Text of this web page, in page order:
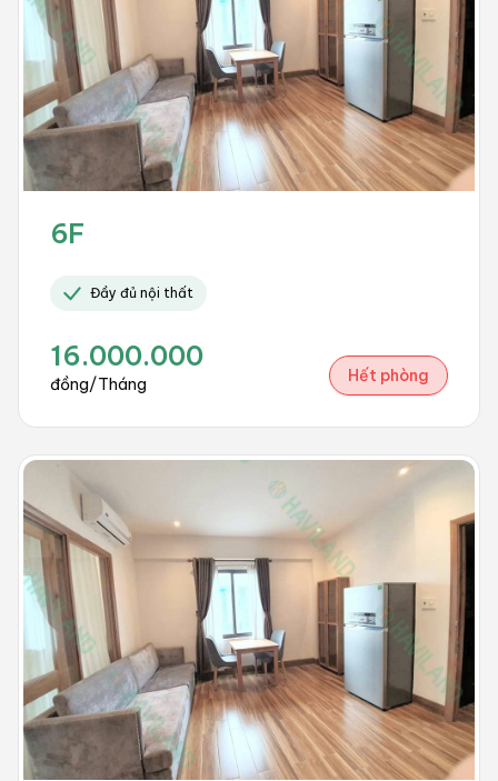
6F
Đầy đủ nội thất
16.000.000
đồng/Tháng Hết phòng